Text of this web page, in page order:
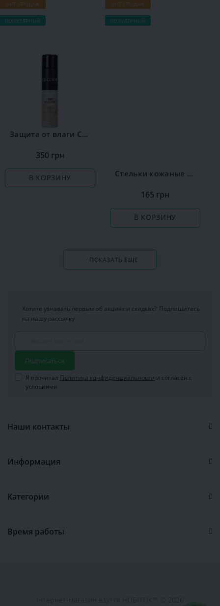
ХИТ ПРОДАЖ
ПОПУЛЯРНЫЙ
Защита от влаги Сoccine
350 грн
В КОРЗИНУ
ХИТ ПРОДАЖ
ПОПУЛЯРНЫЙ
Стельки кожаные Coccine Leather on Latex
165 грн
В КОРЗИНУ
ПОКАЗАТЬ ЕЩЕ
Хотите узнавать первым об акциях и скидках? Подпишитесь
на нашу рассылку
Подписаться
Я прочитал Политика конфиденциальности и согласен с
условиями
Наши контакты
Информация
Категории
Время работы